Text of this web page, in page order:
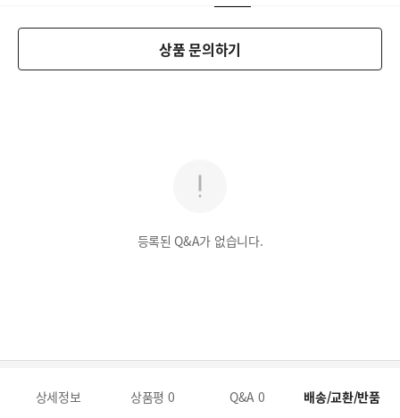
상품 문의하기
등록된 Q&A가 없습니다.
상세정보 상품평 0 Q&A 0 배송/교환/반품